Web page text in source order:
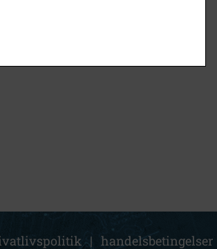
| handelsbetingelser